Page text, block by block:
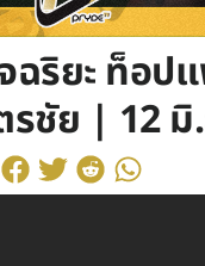
ริยะ ท็อป
รชัย | 12 มิ